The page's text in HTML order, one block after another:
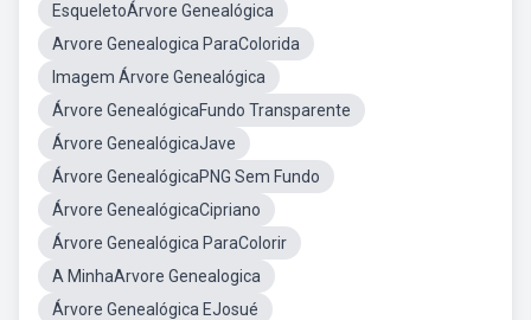
EsqueletoÁrvore Genealógica
Arvore Genealogica ParaColorida
Imagem Árvore Genealógica
Árvore GenealógicaFundo Transparente
Árvore GenealógicaJave
Árvore GenealógicaPNG Sem Fundo
Árvore GenealógicaCipriano
Árvore Genealógica ParaColorir
A MinhaArvore Genealogica
Árvore Genealógica EJosué